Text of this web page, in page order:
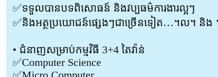
✅ទទួលបានបទពិសោធន៍ និងវប្បធម៌ការងារល្អៗ
✅និងអត្ថប្រយោជន៍ផ្សេងៗជាច្រើនទៀត…។ល។ និ
• ជំនាញសម្រាប់កម្មវិធី 3+4 តៃវ៉ាន់
✅Computer Science